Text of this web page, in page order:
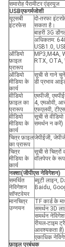
समारोह पैरामीटर एंड्रयूज
USBएफगर्मजोशी
यूएसबी
इंटरफेस
दो-तरफा
सकता है।
बाहरी 3G
अधिकतम:
USB1.0,
ऑडियो
फ़ाइल
प्रारूप
MP3,M4A,
RTX, OTA,
ऑडियो
मीडिया के
कार्य
सूची से गाने
डी प्रभाव
वीडियो
फ़ाइल का
प्रारूप
एमपीजी,
4, एमओवी,
एफएलवी,
वीडियो
मीडिया के
कार्य
सूची से
समर्थन न करें)
चित्र फ़ाइल
का प्रारूप
जेपीईजी,
चित्र
मीडिया के
कार्य
सूची से चित्रों
वॉलपेपर के
नक्शा(जीपीएस नेविगेशन)
समर्थित
नेविगेशन
सॉफ्टवेयर
ब्यूटी लाइन,
Baidu,
मानचित्र
उन्नयन
TF कार्ड के
समर्थन 3D
समर्थन
रीयल-टाइम
आवश्यकता है)
एकाधिक
फ़ाइल प्रबंधक